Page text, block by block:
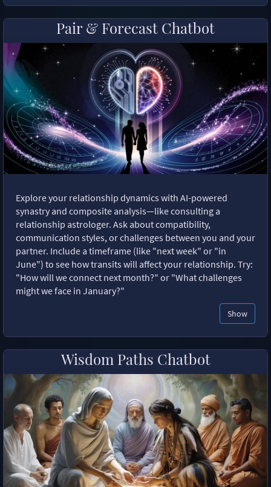
Pair & Forecast Chatbot
Explore your relationship dynamics with AI-powered
synastry and composite analysis—like consulting a
relationship astrologer. Ask about compatibility,
communication styles, or challenges between you and your
partner. Include a timeframe (like "next week" or "in
June") to see how transits will affect your relationship. Try:
"How will we connect next month?" or "What challenges
might we face in January?"
Show
Wisdom Paths Chatbot